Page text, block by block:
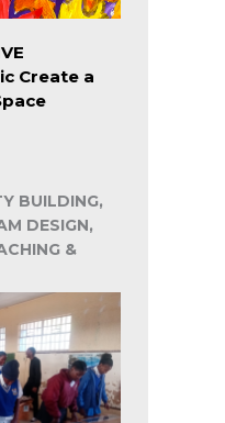
Create a
BUILDING,
DESIGN,
&